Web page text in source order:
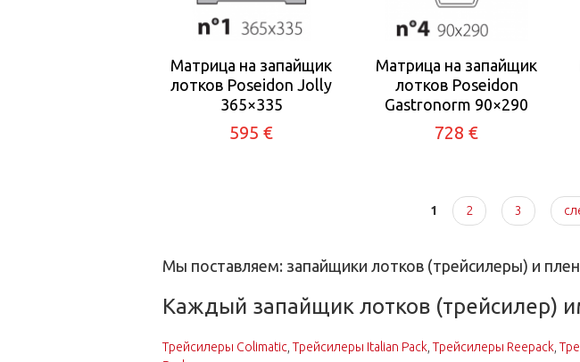
Матрица на запайщик
лотков Poseidon Jolly
365×335
595 €
Матрица на запайщик
лотков Poseidon
Gastronorm 90×290
728 €
1 2 3
Мы поставляем: запайщики лотков (трейсилеры) и
Каждый запайщик лотков (трейсилер)
Трейсилеры Colimatic Трейсилеры Italian Pack Трейсилеры Reepack